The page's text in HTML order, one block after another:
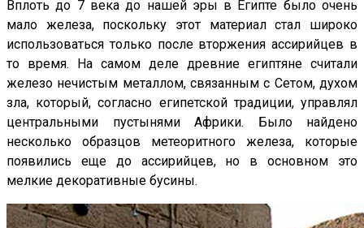
Вплоть до 7 века до нашей эры в Египте было очень
мало железа, поскольку этот материал стал широко
использоваться только после вторжения ассирийцев в
то время. На самом деле древние египтяне считали
железо нечистым металлом, связанным с Сетом, духом
зла, который, согласно египетской традиции, управлял
центральными пустынями Африки. Было найдено
несколько образцов метеоритного железа, которые
появились еще до ассирийцев, но в основном это
мелкие декоративные бусины.